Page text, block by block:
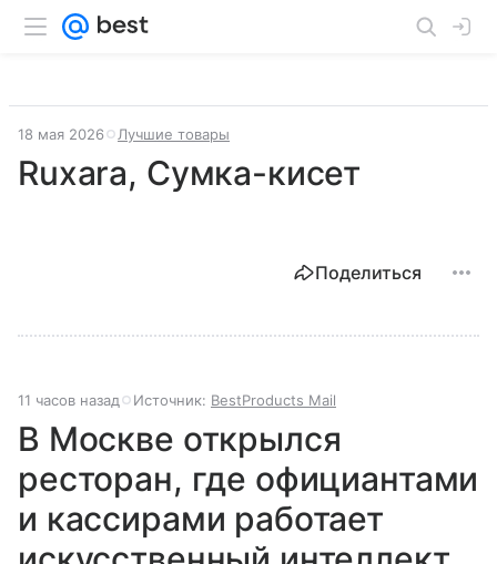
18 мая 2026 Лучшие товары
Ruxara, Сумка-кисет
Поделиться
11 часов назад Источник: BestProducts Mail
В Москве открылся
ресторан, где официантами
и кассирами работает